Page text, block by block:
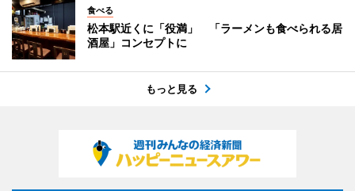
食べる
松本駅近くに「役満」 「ラーメンも食べられる居
酒屋」コンセプトに
もっと見る